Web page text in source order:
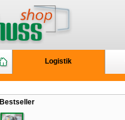
Logistik
Bestseller